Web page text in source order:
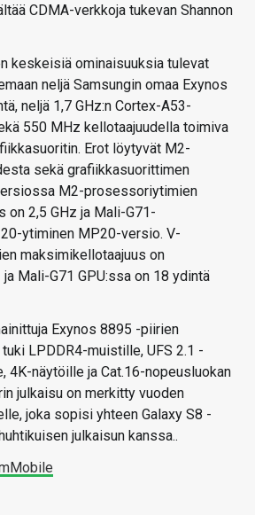
CDMA-verkkoja tukevan Shannon
keskeisiä ominaisuuksia tulevat
neljä Samsungin omaa Exynos
neljä 1,7 GHz:n Cortex-A53-
550 MHz kellotaajuudella toimiva
Erot löytyvät M2-
sekä grafiikkasuorittimen
M2-prosessoriytimien
on 2,5 GHz ja Mali-G71-
ytiminen MP20-versio. V-
maksimikellotaajuus on
Mali-G71 GPU:ssa on 18 ydintä
Exynos 8895 -piirien
LPDDR4-muistille, UFS 2.1 -
4K-näytöille ja Cat.16-nopeusluokan
julkaisu on merkitty vuoden
joka sopisi yhteen Galaxy S8 -
julkaisun kanssa..